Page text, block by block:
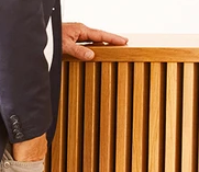
Presse
Bewertungen
Karriere